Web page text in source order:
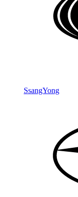
SsangYong